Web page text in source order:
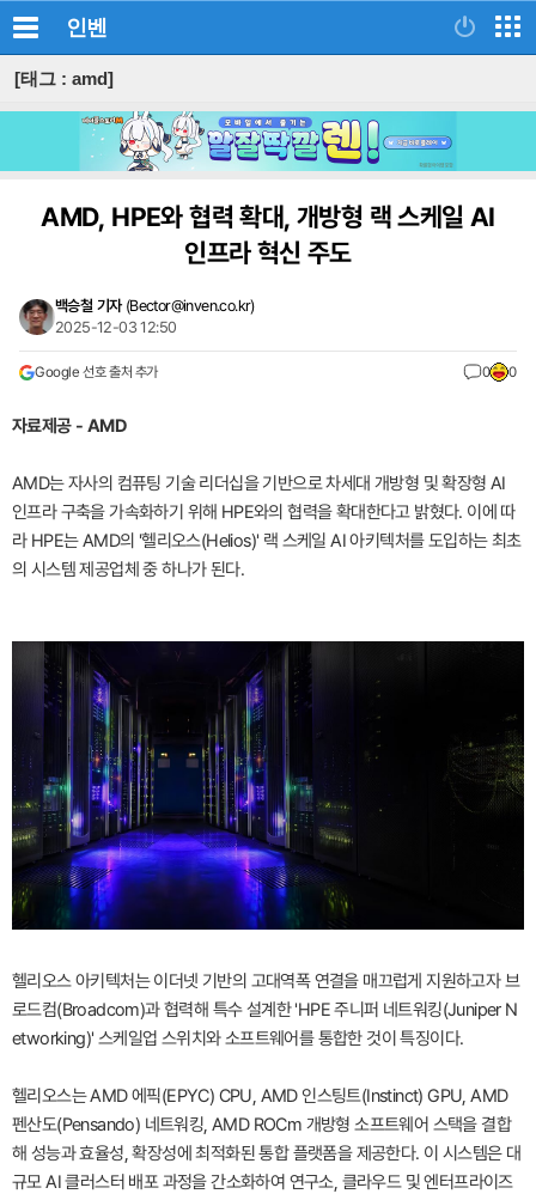
인벤
[태그 : amd]
AMD, HPE와 협력 확대, 개방형 랙 스케일 AI
인프라 혁신 주도
백승철 기자 (Bector@inven.co.kr)
2025-12-03 12:50
Google 선호 출처 추가 0 0
자료제공 - AMD
AMD는 자사의 컴퓨팅 기술 리더십을 기반으로 차세대 개방형 및 확장형 AI
인프라 구축을 가속화하기 위해 HPE와의 협력을 확대한다고 밝혔다. 이에 따
라 HPE는 AMD의 '헬리오스(Helios)' 랙 스케일 AI 아키텍처를 도입하는 최초
의 시스템 제공업체 중 하나가 된다.
헬리오스 아키텍처는 이더넷 기반의 고대역폭 연결을 매끄럽게 지원하고자 브
로드컴(Broadcom)과 협력해 특수 설계한 'HPE 주니퍼 네트워킹(Juniper N
etworking)' 스케일업 스위치와 소프트웨어를 통합한 것이 특징이다.
헬리오스는 AMD 에픽(EPYC) CPU, AMD 인스팅트(Instinct) GPU, AMD
펜산도(Pensando) 네트워킹, AMD ROCm 개방형 소프트웨어 스택을 결합
해 성능과 효율성, 확장성에 최적화된 통합 플랫폼을 제공한다. 이 시스템은 대
규모 AI 클러스터 배포 과정을 간소화하여 연구소, 클라우드 및 엔터프라이즈